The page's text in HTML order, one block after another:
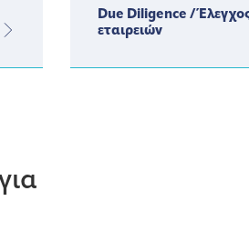
Due Diligence /
εταιρειών